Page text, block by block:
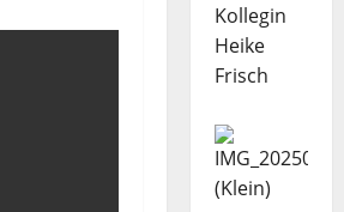
Kollegin
Heike
Frisch